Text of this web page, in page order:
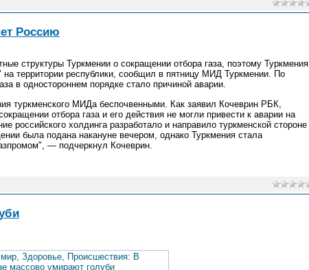
Россию
структуры Туркмении о сокращении отбора газа, поэтому Туркмения
территории республики, сообщил в пятницу МИД Туркмении. По
в одностороннем порядке стало причиной аварии.
туркменского МИДа беспочвенными. Как заявил Кочеврин РБК,
отбора газа и его действия не могли привести к аварии на
российского холдинга разработало и направило туркменской стороне
была подана накануне вечером, однако Туркмения стала
— подчеркнул Кочеврин.